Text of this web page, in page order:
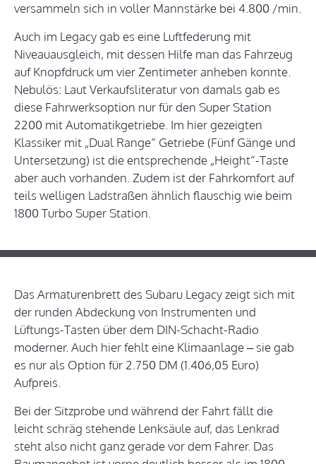
versammeln sich in voller Mannstärke bei 4.800 /min.
Auch im Legacy gab es eine Luftfederung mit
Niveauausgleich, mit dessen Hilfe man das Fahrzeug
auf Knopfdruck um vier Zentimeter anheben konnte.
Nebulös: Laut Verkaufsliteratur von damals gab es
diese Fahrwerksoption nur für den Super Station
2200 mit Automatikgetriebe. Im hier gezeigten
Klassiker mit „Dual Range“ Getriebe (Fünf Gänge und
Untersetzung) ist die entsprechende „Height“-Taste
aber auch vorhanden. Zudem ist der Fahrkomfort auf
teils welligen Ladstraßen ähnlich flauschig wie beim
1800 Turbo Super Station.
Das Armaturenbrett des Subaru Legacy zeigt sich mit
der runden Abdeckung von Instrumenten und
Lüftungs-Tasten über dem DIN-Schacht-Radio
moderner. Auch hier fehlt eine Klimaanlage – sie gab
es nur als Option für 2.750 DM (1.406,05 Euro)
Aufpreis.
Bei der Sitzprobe und während der Fahrt fällt die
leicht schräg stehende Lenksäule auf, das Lenkrad
steht also nicht ganz gerade vor dem Fahrer. Das